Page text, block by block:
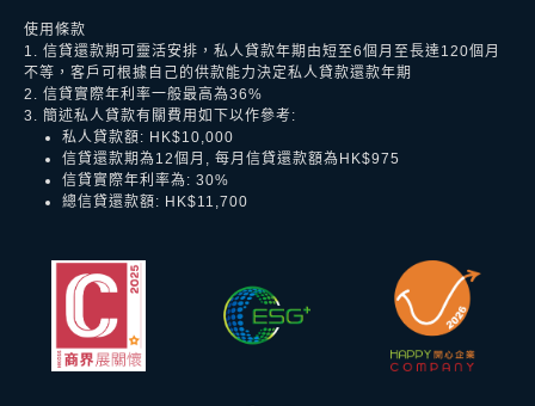
使用條款
1. 信貸還款期可靈活安排，私人貸款年期由短至6個月至長達120個月
不等，客戶可根據自己的供款能力決定私人貸款還款年期
2. 信貸實際年利率一般最高為36%
3. 簡述私人貸款有關費用如下以作參考:
私人貸款額: HK$10,000
信貸還款期為12個月, 每月信貸還款額為HK$975
信貸實際年利率為: 30%
總信貸還款額: HK$11,700